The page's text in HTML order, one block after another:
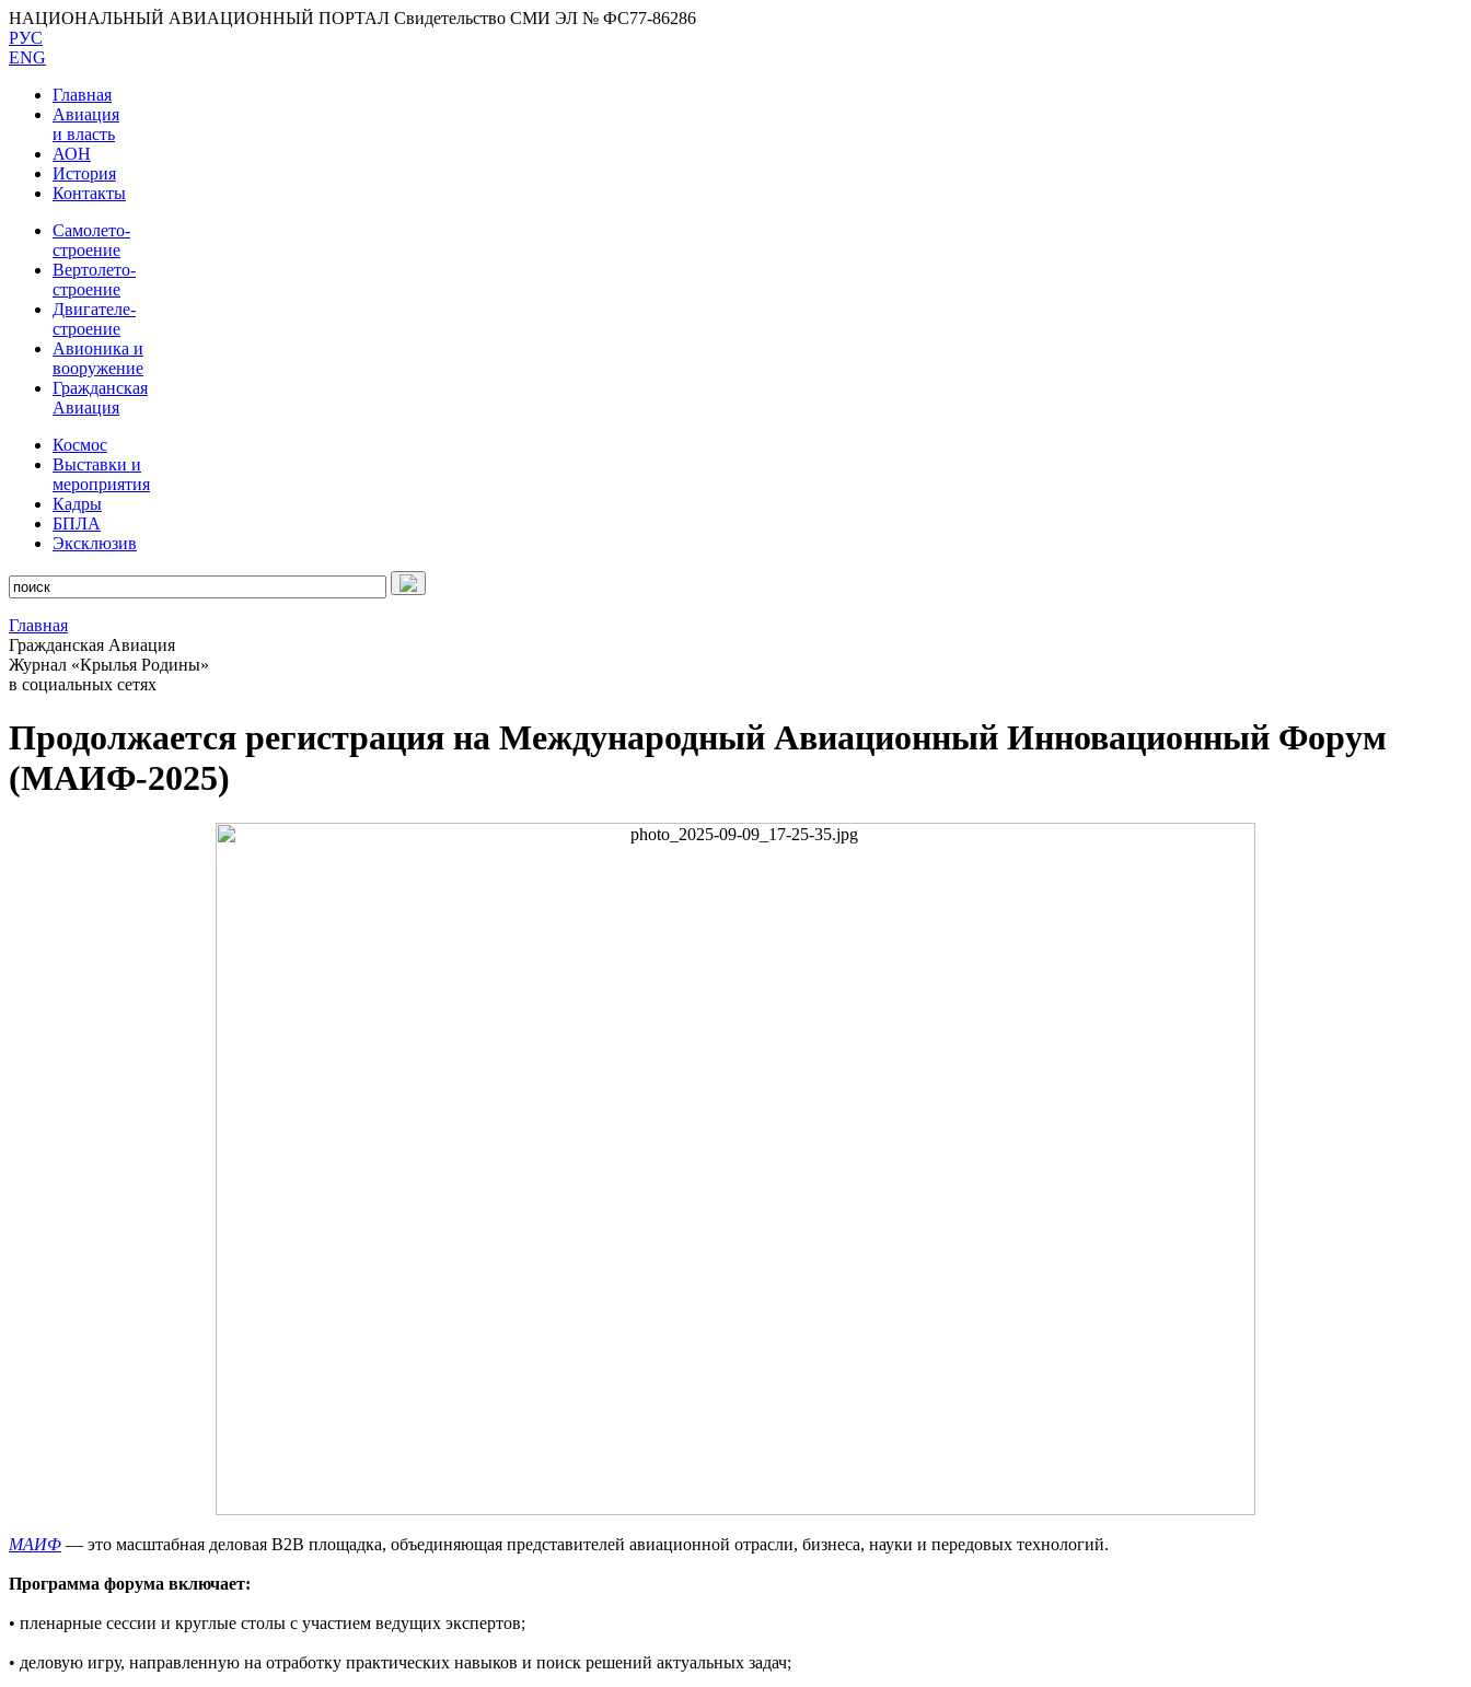
НАЦИОНАЛЬНЫЙ АВИАЦИОННЫЙ ПОРТАЛ Свидетельство СМИ ЭЛ № ФС77-86286
РУС
ENG
Главная
Авиация
и власть
АОН
История
Контакты
Самолето-
строение
Вертолето-
строение
Двигателе-
строение
Авионика и
вооружение
Гражданская
Авиация
Космос
Выставки и
мероприятия
Кадры
БПЛА
Эксклюзив
Главная
Гражданская Авиация
Журнал «Крылья Родины»
в социальных сетях
Продолжается регистрация на Международный Авиационный Инновационный Форум
(МАИФ-2025)
МАИФ — это масштабная деловая B2B площадка, объединяющая представителей авиационной отрасли, бизнеса, науки и передовых технологий.
Программа форума включает:
• пленарные сессии и круглые столы с участием ведущих экспертов;
• деловую игру, направленную на отработку практических навыков и поиск решений актуальных задач;